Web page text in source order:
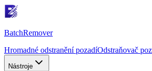
BatchRemover
Hromadné odstranění pozadíOdstraňovač
Nástroje